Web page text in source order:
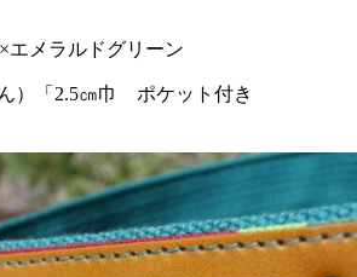
エメラルドグリーン
）
「2.5㎝巾 ポケット付き